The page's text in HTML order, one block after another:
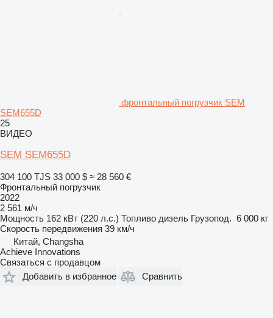
фронтальный погрузчик SEM
SEM655D
25
ВИДЕО
SEM SEM655D
304 100 TJS 33 000 $ ≈ 28 560 €
Фронтальный погрузчик
2022
2 561 м/ч
Мощность 162 кВт (220 л.с.) Топливо дизель Грузопод. 6 000 кг
Скорость передвижения 39 км/ч
Китай, Changsha
Achieve Innovations
Связаться с продавцом
Добавить в избранное
Сравнить